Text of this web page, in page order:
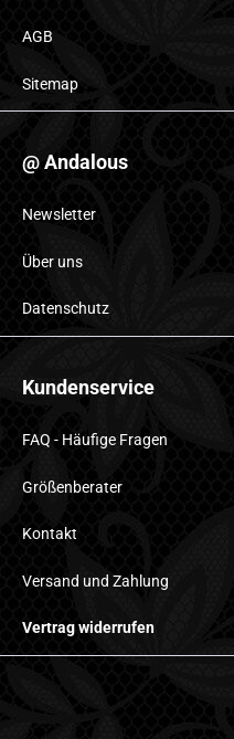
AGB
Sitemap
@ Andalous
Newsletter
Über uns
Datenschutz
Kundenservice
FAQ - Häufige Fragen
Größenberater
Kontakt
Versand und Zahlung
Vertrag widerrufen